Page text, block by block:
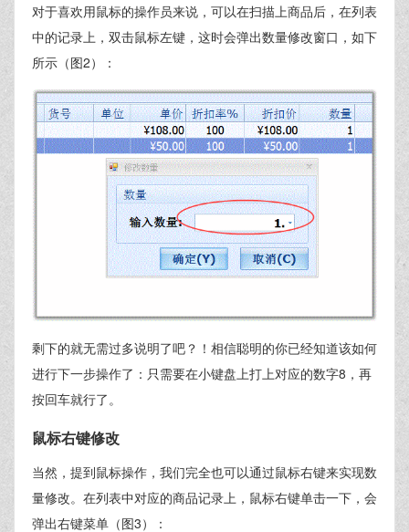
对于喜欢用鼠标的操作员来说，可以在扫描上商品后，在列表
中的记录上，双击鼠标左键，这时会弹出数量修改窗口，如下
所示（图2）：
剩下的就无需过多说明了吧？！相信聪明的你已经知道该如何
进行下一步操作了：只需要在小键盘上打上对应的数字8，再
按回车就行了。
鼠标右键修改
当然，提到鼠标操作，我们完全也可以通过鼠标右键来实现数
量修改。在列表中对应的商品记录上，鼠标右键单击一下，会
弹出右键菜单（图3）：